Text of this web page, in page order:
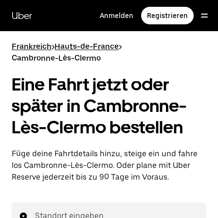
zum
Hauptinhalt
Uber Anmelden Registrieren
Frankreich>Hauts-de-France>
Cambronne-Lès-Clermo
Eine Fahrt jetzt oder
später in Cambronne-
Lès-Clermo bestellen
Füge deine Fahrtdetails hinzu, steige ein und fahre
los Cambronne-Lès-Clermo. Oder plane mit Uber
Reserve jederzeit bis zu 90 Tage im Voraus.
Standort eingeben